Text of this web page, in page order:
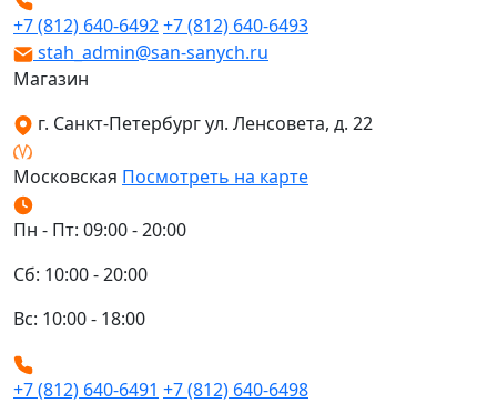
+7 (812) 640-6492+7 (812) 640-6493
stah_admin@san-sanych.ru
Магазин
г. Санкт-Петербург ул. Ленсовета, д. 22
Московская Посмотреть на карте
Пн - Пт: 09:00 - 20:00
Сб: 10:00 - 20:00
Вс: 10:00 - 18:00
+7 (812) 640-6491 +7 (812) 640-6498